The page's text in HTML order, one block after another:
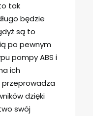
tak
będzie
są to
po pewnym
pompy ABS i
ich
dzięki
swój